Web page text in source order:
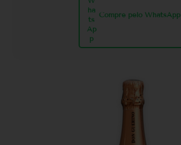
Compre pelo WhatsApp